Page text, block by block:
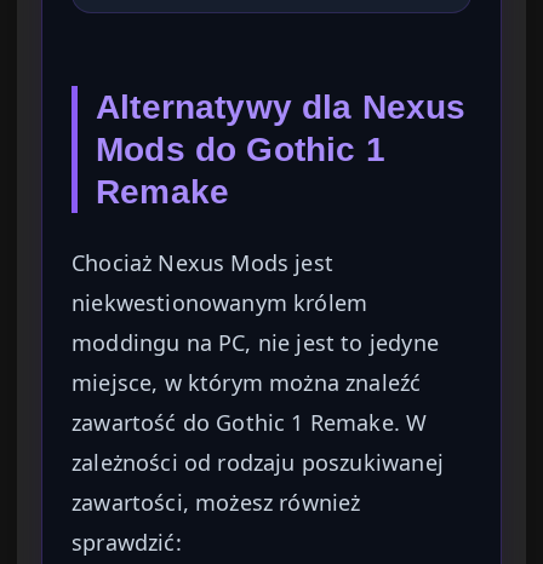
Alternatywy dla Nexus
Mods do Gothic 1
Remake
Chociaż Nexus Mods jest
niekwestionowanym królem
moddingu na PC, nie jest to jedyne
miejsce, w którym można znaleźć
zawartość do Gothic 1 Remake. W
zależności od rodzaju poszukiwanej
zawartości, możesz również
sprawdzić: